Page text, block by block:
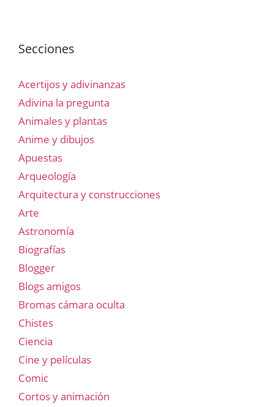
Secciones
Acertijos y adivinanzas
Adivina la pregunta
Animales y plantas
Anime y dibujos
Apuestas
Arqueología
Arquitectura y construcciones
Arte
Astronomía
Biografías
Blogger
Blogs amigos
Bromas cámara oculta
Chistes
Ciencia
Cine y películas
Comic
Cortos y animación